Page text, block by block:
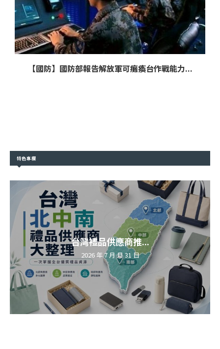
【國防】國防部報告解放軍可癱瘓台作戰能力...
特色專欄
台灣禮品供應商推...
2026 年 7 月 月 31 日